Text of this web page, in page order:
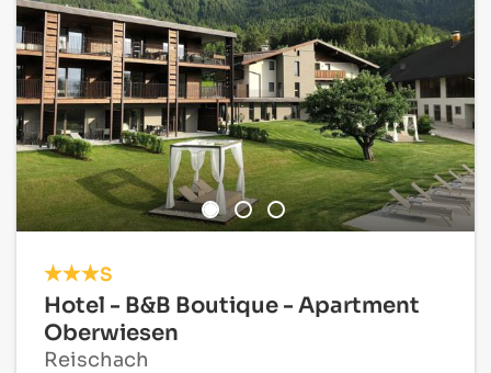
S
Hotel - B&B Boutique - Apartment
Oberwiesen
Reischach